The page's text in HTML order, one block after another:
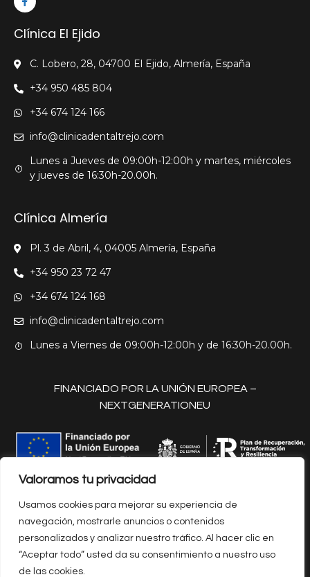
Valoramos tu privacidad
Usamos cookies para mejorar su experiencia de
navegación, mostrarle anuncios o contenidos
personalizados y analizar nuestro tráfico. Al hacer clic en
“Aceptar todo” usted da su consentimiento a nuestro uso
de las cookies.
Clínica El Ejido
C. Lobero, 28, 04700 El Ejido, Almería, España
+34 950 485 804
+34 674 124 166
info@clinicadentaltrejo.com
Lunes a Jueves de 09:00h-12:00h y martes, miércoles
y jueves de 16:30h-20.00h.
Clínica Almería
Pl. 3 de Abril, 4, 04005 Almería, España
+34 950 23 72 47
+34 674 124 168
info@clinicadentaltrejo.com
Lunes a Viernes de 09:00h-12:00h y de 16:30h-20.00h.
FINANCIADO POR LA UNIÓN EUROPEA –
NEXTGENERATIONEU
Aviso Legal y Políticas de Privacidad
Políticas de Cookies
Protección de Datos
Declaración de Accesibilidad
© 2025, Clínica Dental Trejo, Diseñado por